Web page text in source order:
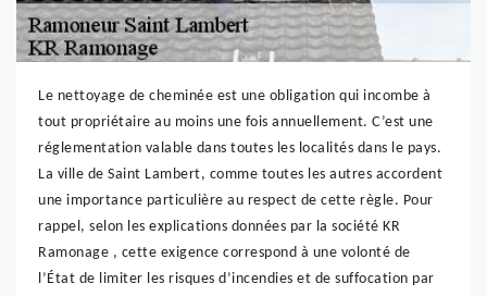
Le nettoyage de cheminée est une obligation qui incombe à
tout propriétaire au moins une fois annuellement. C’est une
réglementation valable dans toutes les localités dans le pays.
La ville de Saint Lambert, comme toutes les autres accordent
une importance particulière au respect de cette règle. Pour
rappel, selon les explications données par la société KR
Ramonage , cette exigence correspond à une volonté de
l’État de limiter les risques d’incendies et de suffocation par